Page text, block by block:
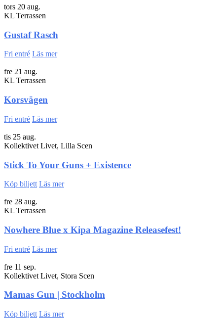
tors 20 aug.
KL Terrassen
Gustaf Rasch
Fri entré Läs mer
fre 21 aug.
KL Terrassen
Korsvägen
Fri entré Läs mer
tis 25 aug.
Kollektivet Livet, Lilla Scen
Stick To Your Guns + Existence
Köp biljett Läs mer
fre 28 aug.
KL Terrassen
Nowhere Blue x Kipa Magazine Releasefest!
Fri entré Läs mer
fre 11 sep.
Kollektivet Livet, Stora Scen
Mamas Gun | Stockholm
Köp biljett Läs mer